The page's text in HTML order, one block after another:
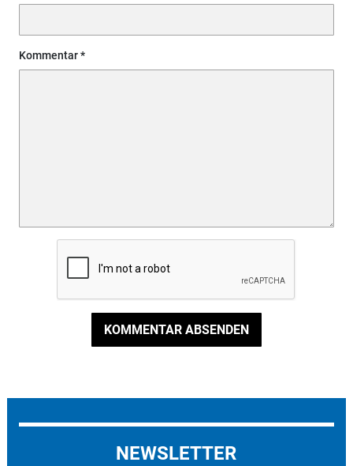
Kommentar
KOMMENTAR ABSENDEN
NEWSLETTER